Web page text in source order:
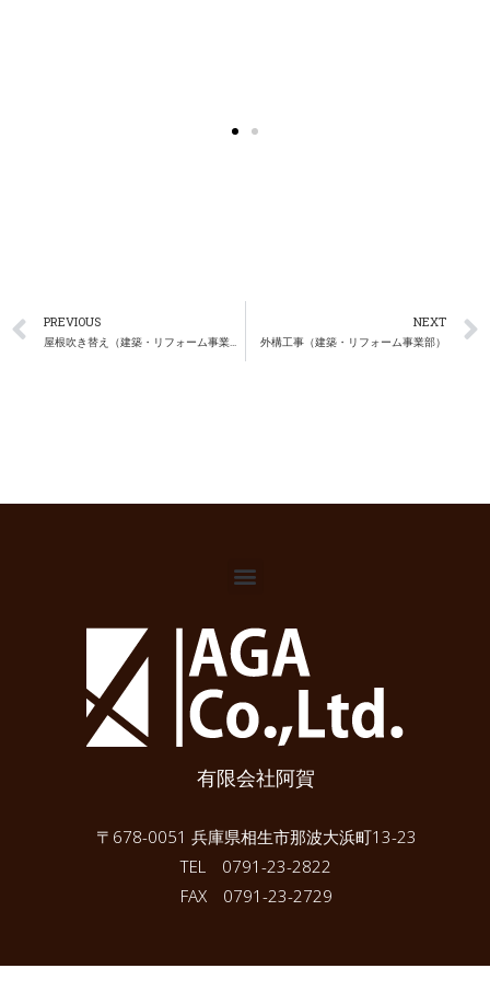
PREVIOUS NEXT
外構工事（建築・リフォーム事業部）
有限会社阿賀
〒678-0051 兵庫県相生市那波大浜町13-23
TEL 0791-23-2822
FAX 0791-23-2729